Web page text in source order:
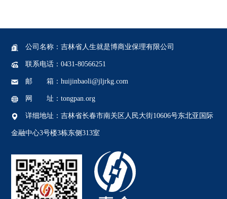
公司名称 ：吉林省人生就是博商业保理有限公司
联系电话：0431-80566251
邮 箱 ：huijinbaoli@jljrkg.com
网 址 ：tongpan.org
详细地址 ：吉林省长春市南关区人民大街10606号东北亚国际
金融中心3号楼3栋东侧313室